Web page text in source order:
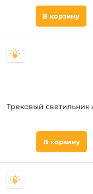
холл
над
над
защиты,
В корзину
Трековый светильник
В корзину